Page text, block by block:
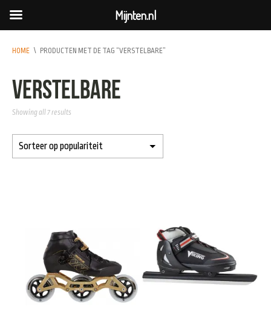
HOME \ PRODUCTEN MET DE TAG “VERSTELBARE”
verstelbare
Showing all 7 results
Mijnten.nl